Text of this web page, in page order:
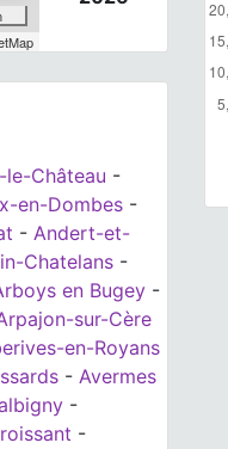
le-Château -
en-Dombes -
- Andert-et-
Chatelans -
en Bugey -
sur-Cère
en-Royans
- Avermes
-
-